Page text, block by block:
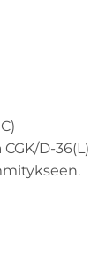
D-36(L)